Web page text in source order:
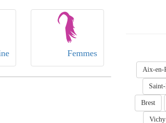
Aix-en-
Brest
Vichy
Femmes